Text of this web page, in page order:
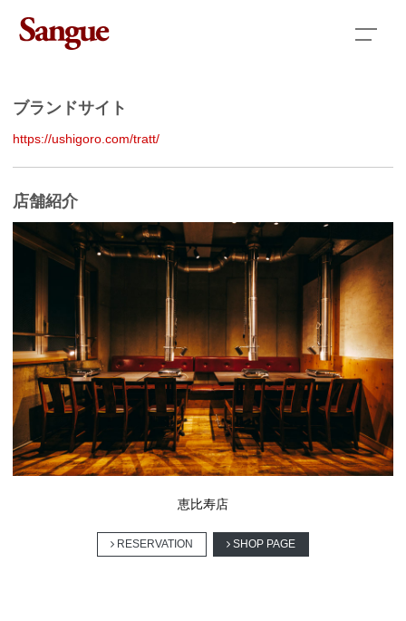
About us
Brand list
Partnership
Sangue Online Store
Take Out & Delivery Menu
Inquiry
RESERVATION
ブランドサイト
https://ushigoro.com/tratt/
店舗紹介
恵比寿店
RESERVATION SHOP PAGE